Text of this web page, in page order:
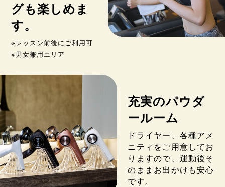
グも楽しめま
す。
※レッスン前後にご利用可
※男女兼用エリア
充実のパウダ
ールーム
ドライヤー、各種アメ
ニティをご用意してお
りますので、運動後そ
のままお出かけも安心
です。